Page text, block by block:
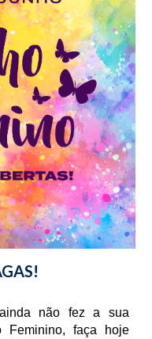
não fez a sua
Feminino, faça hoje